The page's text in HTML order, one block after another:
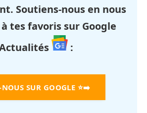
Soutiens-nous en nous
tes favoris sur Google
:
SUR GOOGLE ⭐➡️